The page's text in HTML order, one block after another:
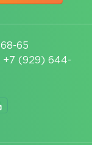
65
+7 (929) 644-